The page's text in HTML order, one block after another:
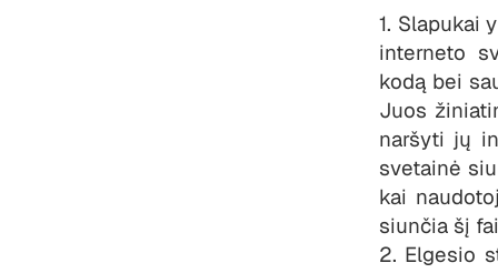
1. Slapukai
interneto
kodą bei
Juos
naršyti jų
svetainė
kai
siunčia šį
2. Elgesio